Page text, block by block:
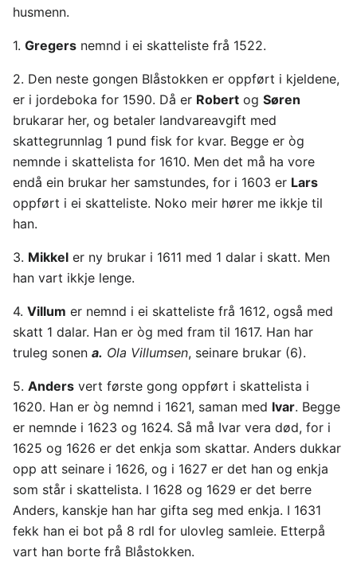
husmenn.
1. Gregers nemnd i ei skatteliste frå 1522.
2. Den neste gongen Blåstokken er oppført i kjeldene,
er i jordeboka for 1590. Då er Robert og Søren
brukarar her, og betaler landvareavgift med
skattegrunnlag 1 pund fisk for kvar. Begge er òg
nemnde i skattelista for 1610. Men det må ha vore
endå ein brukar her samstundes, for i 1603 er Lars
oppført i ei skatteliste. Noko meir hører me ikkje til
han.
3. Mikkel er ny brukar i 1611 med 1 dalar i skatt. Men
han vart ikkje lenge.
4. Villum er nemnd i ei skatteliste frå 1612, også med
skatt 1 dalar. Han er òg med fram til 1617. Han har
truleg sonen a. Ola Villumsen, seinare brukar (6).
5. Anders vert første gong oppført i skattelista i
1620. Han er òg nemnd i 1621, saman med Ivar. Begge
er nemnde i 1623 og 1624. Så må Ivar vera død, for i
1625 og 1626 er det enkja som skattar. Anders dukkar
opp att seinare i 1626, og i 1627 er det han og enkja
som står i skattelista. I 1628 og 1629 er det berre
Anders, kanskje han har gifta seg med enkja. I 1631
fekk han ei bot på 8 rdl for ulovleg samleie. Etterpå
vart han borte frå Blåstokken.